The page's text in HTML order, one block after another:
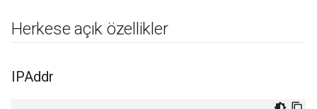
Herkese açık özellikler
IPAddr